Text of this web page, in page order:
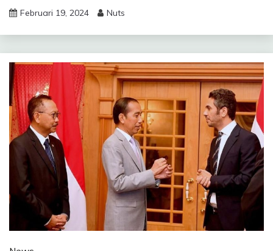
Februari 19, 2024 Nuts